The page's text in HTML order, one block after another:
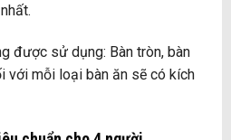
được sử dụng: Bàn tròn, bàn
với mỗi loại bàn ăn sẽ có kích